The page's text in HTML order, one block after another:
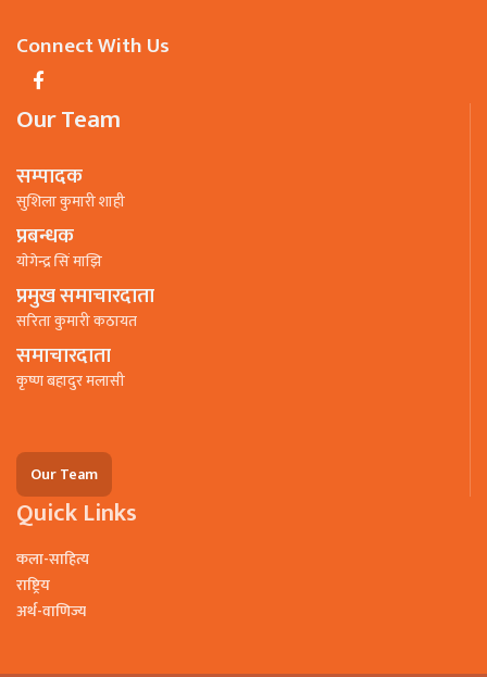
Connect With Us
Our Team
सम्पादक
सुशिला कुमारी शाही
प्रबन्धक
याेगेन्द्र सिं माझि
प्रमुख समाचारदाता
सरिता कुमारी कठायत
समाचारदाता
कृष्ण बहादुर मलासी
Our Team
Quick Links
कला-साहित्य
राष्ट्रिय
अर्थ-वाणिज्य